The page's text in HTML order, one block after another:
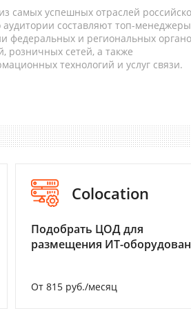
самых успешных отраслей
составляют топ-
федеральных и региональных
розничных сетей, а также
технологий и услуг связи.
Colocation
Подобрать ЦОД для
размещения ИТ-
От 815 руб./месяц